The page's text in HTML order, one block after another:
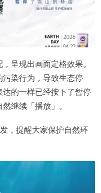
呈现出画面定格效果。
污染行为，导致生态停
的一样已经按下了暂停
继续「播放」。
，提醒大家保护自然环